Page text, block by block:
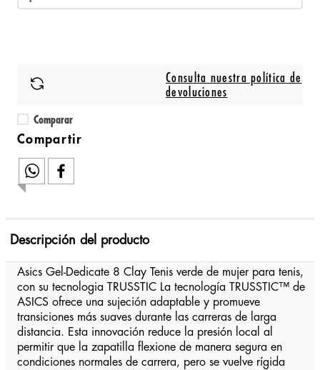
Consulta nuestra política de
devoluciones
Comparar
Descripción del producto
Asics Gel-Dedicate 8 Clay Tenis verde de mujer para tenis,
con su tecnologia TRUSSTIC La tecnología TRUSSTIC™ de
ASICS ofrece una sujeción adaptable y promueve
transiciones más suaves durante las carreras de larga
distancia. Esta innovación reduce la presión local al
permitir que la zapatilla flexione de manera segura en
condiciones normales de carrera, pero se vuelve rígida